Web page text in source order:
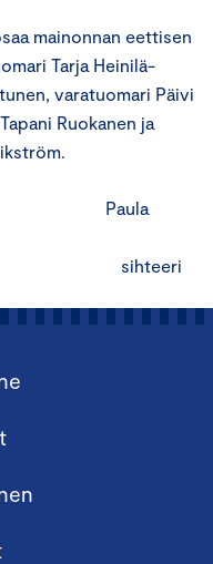
mainonnan eettisen
Tarja Heinilä-
varatuomari Päivi
Ruokanen ja
Paula
sihteeri